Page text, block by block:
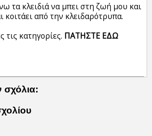
τα κλειδιά να μπει στη ζωή μου και
κοιτάει από την κλειδαρότρυπα.
τις κατηγορίες. ΠΑΤΗΣΤΕ ΕΔΩ